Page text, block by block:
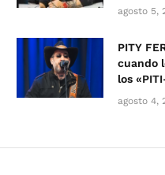
agosto 5,
PITY
cuando
los
agosto 4,